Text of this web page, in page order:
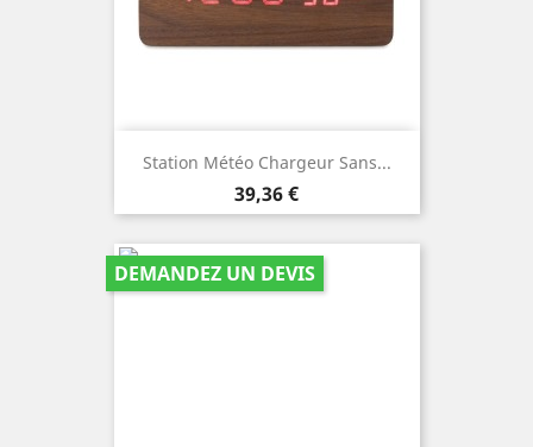
Station Météo Chargeur Sans...
Prix
39,36 €
DEMANDEZ UN DEVIS